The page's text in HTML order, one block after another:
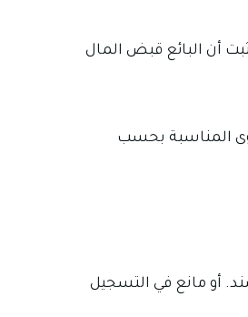
أن البائع قبض المال
المناسبة بحسب
أو مانع في التسجيل